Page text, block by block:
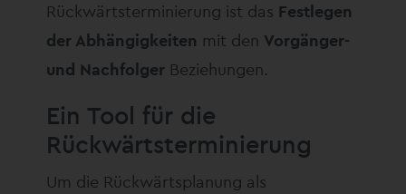
Rückwärtsterminierung ist das Festlegen
der Abhängigkeiten mit den Vorgänger-
und Nachfolger Beziehungen.
Ein Tool für die
Rückwärtsterminierung
Um die Rückwärtsplanung als